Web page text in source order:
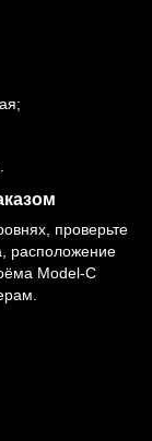
проверьте
расположение
Model-C